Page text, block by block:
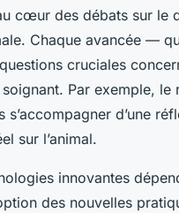
cœur des débats sur le
Chaque avancée —
cruciales
Par exemple,
d’une
sur l’animal.
innovantes
des nouvelles